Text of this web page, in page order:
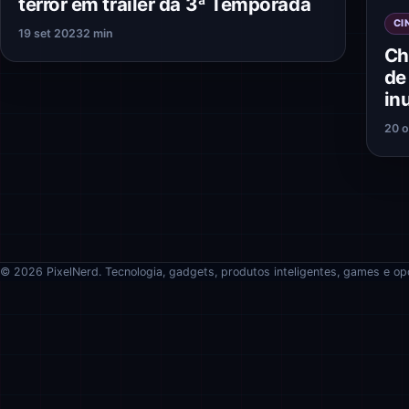
19 set 20232 min
20
© 2026 PixelNerd. Tecnologia, gadgets, produtos inteligentes, games e